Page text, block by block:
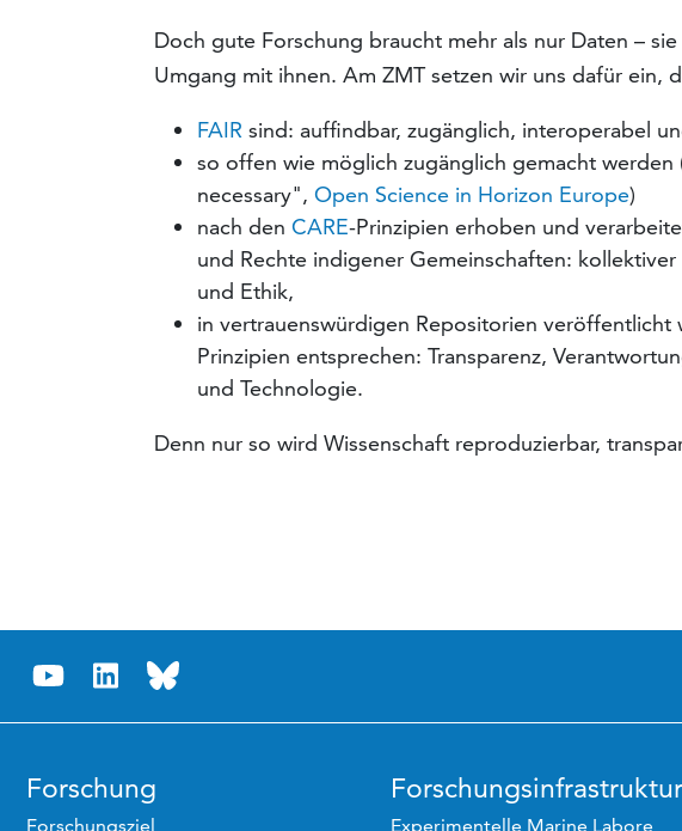
Doch gute Forschung braucht mehr als nur Daten –
Umgang mit ihnen. Am ZMT setzen wir uns dafür ein,
FAIR sind: auffindbar, zugänglich, interoperabel
so offen wie möglich zugänglich gemacht werden
necessary",Open Science in Horizon Europe)
nach denCARE-Prinzipien erhoben und
und Rechte indigener Gemeinschaften:
und Ethik,
in vertrauenswürdigen Repositorien
Prinzipien entsprechen: Transparenz,
und Technologie.
Denn nur so wird Wissenschaft reproduzierbar,
Forschung
Forschungsziel
Forschungsinfrastruktur
Experimentelle Marine Labore